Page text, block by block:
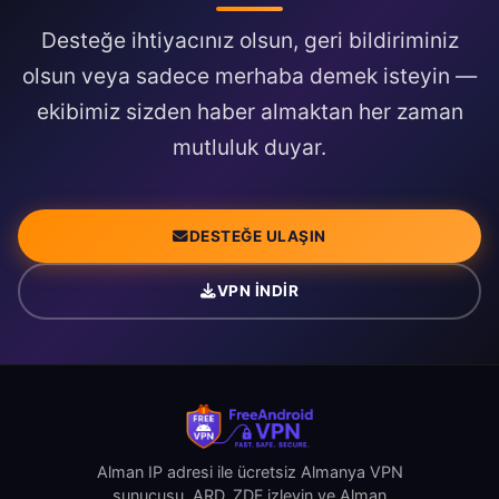
Desteğe ihtiyacınız olsun, geri bildiriminiz
olsun veya sadece merhaba demek isteyin —
ekibimiz sizden haber almaktan her zaman
mutluluk duyar.
DESTEĞE ULAŞIN
VPN İNDIR
Alman IP adresi ile ücretsiz Almanya VPN
sunucusu. ARD, ZDF izleyin ve Alman